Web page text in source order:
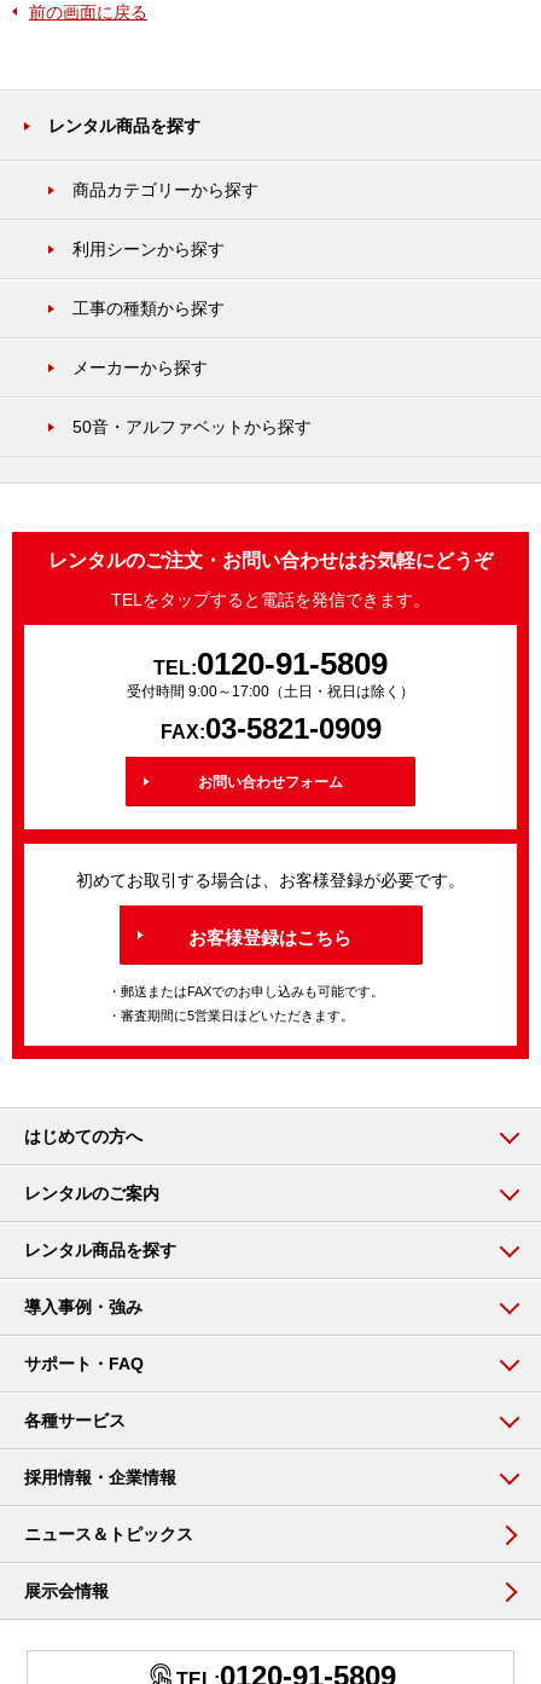
前の画面に戻る
レンタル商品を探す
商品カテゴリーから探す
利用シーンから探す
工事の種類から探す
メーカーから探す
50音・アルファベットから探す
レンタルのご注文・お問い合わせはお気軽にどうぞ
TELをタップすると電話を発信できます。
TEL:0120-91-5809
受付時間 9:00～17:00（土日・祝日は除く）
FAX:03-5821-0909
お問い合わせフォーム
初めてお取引する場合は、お客様登録が必要です。
お客様登録はこちら
・郵送またはFAXでのお申し込みも可能です。
・審査期間に5営業日ほどいただきます。
はじめての方へ
レンタルのご案内
レンタル商品を探す
導入事例・強み
サポート・FAQ
各種サービス
採用情報・企業情報
ニュース＆トピックス
展示会情報
0120-91-5809